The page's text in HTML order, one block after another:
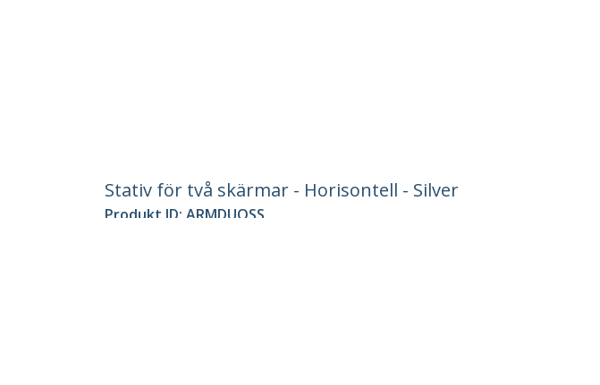
Stativ för två skärmar - Horisontell - Silver
Produkt ID: ARMDUOSS